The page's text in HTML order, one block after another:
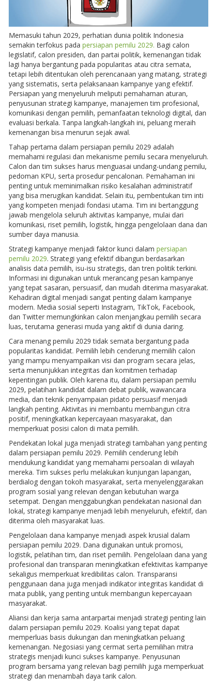
Memasuki tahun 2029, perhatian dunia politik Indonesia
semakin terfokus pada persiapan pemilu 2029. Bagi calon
legislatif, calon presiden, dan partai politik, kemenangan tidak
lagi hanya bergantung pada popularitas atau citra semata,
tetapi lebih ditentukan oleh perencanaan yang matang, strategi
yang sistematis, serta pelaksanaan kampanye yang efektif.
Persiapan yang menyeluruh meliputi pemahaman aturan,
penyusunan strategi kampanye, manajemen tim profesional,
komunikasi dengan pemilih, pemanfaatan teknologi digital, dan
evaluasi berkala. Tanpa langkah-langkah ini, peluang meraih
kemenangan bisa menurun sejak awal.
Tahap pertama dalam persiapan pemilu 2029 adalah
memahami regulasi dan mekanisme pemilu secara menyeluruh.
Calon dan tim sukses harus menguasai undang-undang pemilu,
pedoman KPU, serta prosedur pencalonan. Pemahaman ini
penting untuk meminimalkan risiko kesalahan administratif
yang bisa merugikan kandidat. Selain itu, pembentukan tim inti
yang kompeten menjadi fondasi utama. Tim ini bertanggung
jawab mengelola seluruh aktivitas kampanye, mulai dari
komunikasi, riset pemilih, logistik, hingga pengelolaan dana dan
sumber daya manusia.
Strategi kampanye menjadi faktor kunci dalam persiapan
pemilu 2029. Strategi yang efektif dibangun berdasarkan
analisis data pemilih, isu-isu strategis, dan tren politik terkini.
Informasi ini digunakan untuk merancang pesan kampanye
yang tepat sasaran, persuasif, dan mudah diterima masyarakat.
Kehadiran digital menjadi sangat penting dalam kampanye
modern. Media sosial seperti Instagram, TikTok, Facebook,
dan Twitter memungkinkan calon menjangkau pemilih secara
luas, terutama generasi muda yang aktif di dunia daring.
Cara menang pemilu 2029 tidak semata bergantung pada
popularitas kandidat. Pemilih lebih cenderung memilih calon
yang mampu menyampaikan visi dan program secara jelas,
serta menunjukkan integritas dan komitmen terhadap
kepentingan publik. Oleh karena itu, dalam persiapan pemilu
2029, pelatihan kandidat dalam debat publik, wawancara
media, dan teknik penyampaian pidato persuasif menjadi
langkah penting. Aktivitas ini membantu membangun citra
positif, meningkatkan kepercayaan masyarakat, dan
memperkuat posisi calon di mata pemilih.
Pendekatan lokal juga menjadi strategi tambahan yang penting
dalam persiapan pemilu 2029. Pemilih cenderung lebih
mendukung kandidat yang memahami persoalan di wilayah
mereka. Tim sukses perlu melakukan kunjungan lapangan,
berdialog dengan tokoh masyarakat, serta menyelenggarakan
program sosial yang relevan dengan kebutuhan warga
setempat. Dengan menggabungkan pendekatan nasional dan
lokal, strategi kampanye menjadi lebih menyeluruh, efektif, dan
diterima oleh masyarakat luas.
Pengelolaan dana kampanye menjadi aspek krusial dalam
persiapan pemilu 2029. Dana digunakan untuk promosi,
logistik, pelatihan tim, dan riset pemilih. Pengelolaan dana yang
profesional dan transparan meningkatkan efektivitas kampanye
sekaligus memperkuat kredibilitas calon. Transparansi
penggunaan dana juga menjadi indikator integritas kandidat di
mata publik, yang penting untuk membangun kepercayaan
masyarakat.
Aliansi dan kerja sama antarpartai menjadi strategi penting lain
dalam persiapan pemilu 2029. Koalisi yang tepat dapat
memperluas basis dukungan dan meningkatkan peluang
kemenangan. Negosiasi yang cermat serta pemilihan mitra
strategis menjadi kunci sukses kampanye. Penyusunan
program bersama yang relevan bagi pemilih juga memperkuat
strategi dan menambah daya tarik calon.